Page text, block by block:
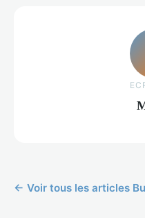
← Voir tous les articles